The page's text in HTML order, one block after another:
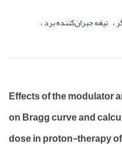
تیغه جبران‌کننده برد
Effects of the modulator
on Bragg curve and
dose in proton-therapy